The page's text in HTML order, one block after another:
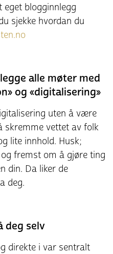
blogginnlegg
sjekke hvordan du
alle møter med
og «digitalisering»
uten å være
skremme vettet av folk
lite innhold. Husk;
fremst om å gjøre ting
din. Da liker de
deg.
deg selv
direkte i var sentralt